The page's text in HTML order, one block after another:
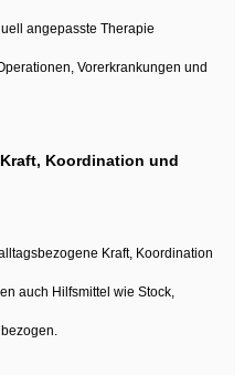
angepasste Therapie
Vorerkrankungen und
Koordination und
Kraft, Koordination
auch Hilfsmittel wie Stock,